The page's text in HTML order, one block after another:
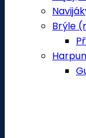
Brýle